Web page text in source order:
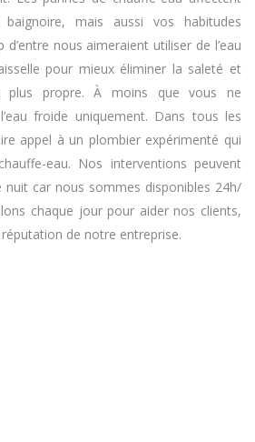
mais aussi vos habitudes
nous aimeraient utiliser de l’eau
pour mieux éliminer la saleté et
plus propre. À moins que vous ne
froide uniquement. Dans tous les
appel à un plombier expérimenté qui
eau. Nos interventions peuvent
car nous sommes disponibles 24h/
chaque jour pour aider nos clients,
de notre entreprise.